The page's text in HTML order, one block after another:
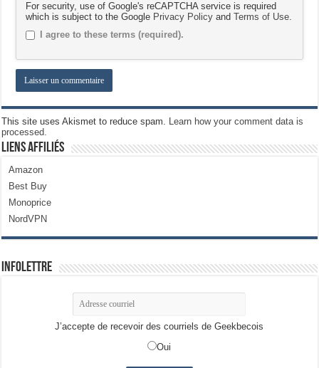
For security, use of Google's reCAPTCHA service is required
which is subject to the Google Privacy Policy andTerms of Use.
I agree to these terms (required).
This site uses Akismet to reduce spam. Learn how your comment data is
processed.
Liens Affiliés
Amazon
Best Buy
Monoprice
NordVPN
Infolettre
J’accepte de recevoir des courriels de Geekbecois
Oui